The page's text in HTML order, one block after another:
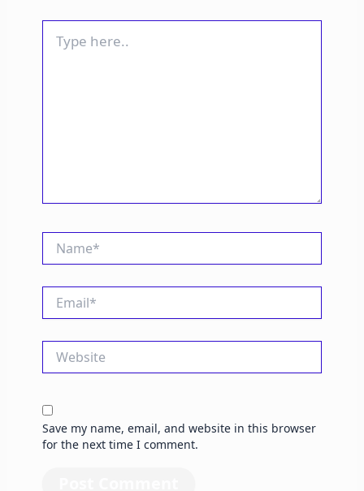
here..
Save my name, email, and website in this browser
for the next time I comment.